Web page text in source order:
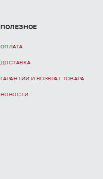
ПОЛЕЗНОЕ
ОПЛАТА
ДОСТАВКА
ГАРАНТИИ И ВОЗВРАТ ТОВАРА
НОВОСТИ